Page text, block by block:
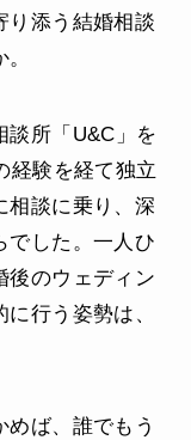
添う結婚相談
談所「U&C」を
経験を経て独立
相談に乗り、深
でした。一人ひ
後のウェディン
行う姿勢は、
めば、誰でもう